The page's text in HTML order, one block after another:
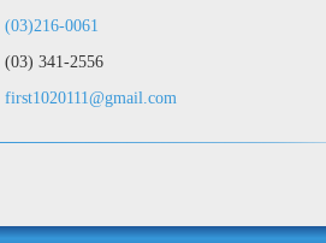
(03)216-0061
(03) 341-2556
first1020111@gmail.com